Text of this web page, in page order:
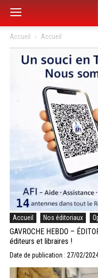
Accueil Accueil
Accueil Nos éditoriaux
GAVROCHE HEBDO –
éditeurs et libraires !
Date de publication : 27/02/